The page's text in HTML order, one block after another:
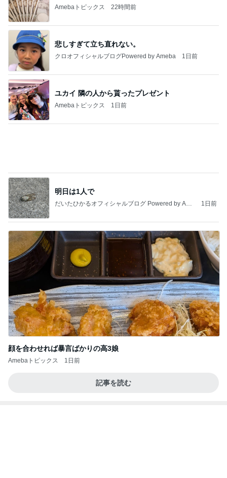
Amebaトピックス 22時間前
悲しすぎて立ち直れない。
クロオフィシャルブログPowered by Ameba 1日前
ユカイ 隣の人から貰ったプレゼント
Amebaトピックス 1日前
明日は1人で
だいたひかるオフィシャルブログ Powered by Ame
1日前
顔を合わせれば暴言ばかりの高3娘
Amebaトピックス 1日前
記事を読む